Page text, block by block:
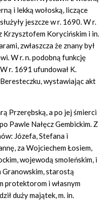
i lekką wołoską, liczące
jeszcze w r. 1690. W r.
Krzysztofem Korycińskim i in.
zwłaszcza że znany był
W r. n. podobną funkcję
r. 1691 ufundował K.
wystawiając akt
Przerębską, a po jej śmierci
Pawle Nałęcz Gembickim. Z
Józefa, Stefana i
za Wojciechem Łosiem,
wojewodą smoleńskim, i
Granowskim, starostą
protektorom i własnym
duży majątek, m. in.